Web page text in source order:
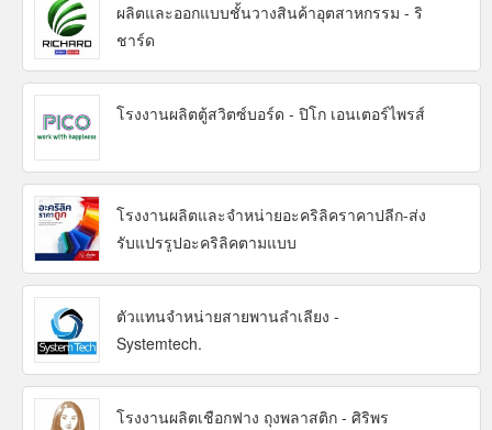
ผลิตและออกแบบชั้นวางสินค้าอุตสาหกรรม - ริ
ชาร์ด
โรงงานผลิตตู้สวิตซ์บอร์ด - ปิโก เอนเตอร์ไพรส์
โรงงานผลิตและจำหน่ายอะคริลิคราคาปลีก-ส่ง
รับแปรรูปอะคริลิคตามแบบ
ตัวแทนจำหน่ายสายพานลำเลียง -
Systemtech.
โรงงานผลิตเชือกฟาง ถุงพลาสติก - ศิริพร